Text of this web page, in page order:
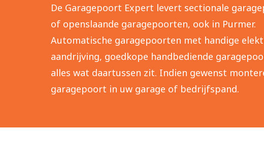
De Garagepoort Expert levert sectionale
of openslaande garagepoorten, ook in Purmer.
Automatische garagepoorten met handige
aandrijving, goedkope handbediende
alles wat daartussen zit. Indien gewenst
garagepoort in uw garage of bedrijfspand.